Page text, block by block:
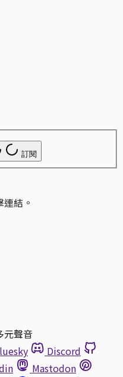
訂閱
結。
元聲音
Discord
Mastodon